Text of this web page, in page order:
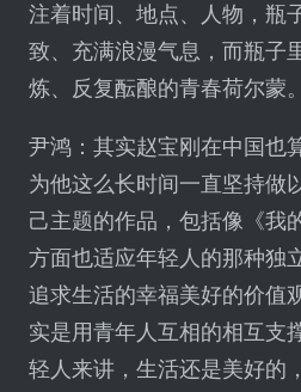
注着时间、地点、人物，瓶
致、充满浪漫气息，而瓶子
炼、反复酝酿的青春荷尔蒙。
尹鸿：其实赵宝刚在中国也
为他这么长时间一直坚持做
己主题的作品，包括像《我
方面也适应年轻人的那种独
追求生活的幸福美好的价值
实是用青年人互相的相互支
轻人来讲，生活还是美好的